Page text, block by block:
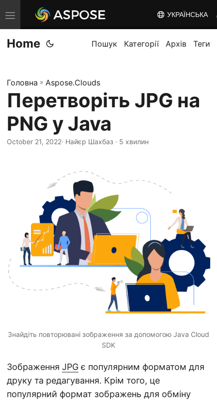
T
o
g
e
n
v
i
УКРАЇНСЬКА
Home Пошук Категорії Архів Теги
Головна » Aspose.Clouds
Перетворіть JPG на
PNG у Java
October 21, 2022· Найєр Шахбаз · 5 хвилин
Знайдіть повторювані зображення за допомогою Java Cloud
SDK
Зображення JPG є популярним форматом для
друку та редагування. Крім того, це
популярний формат зображень для обміну